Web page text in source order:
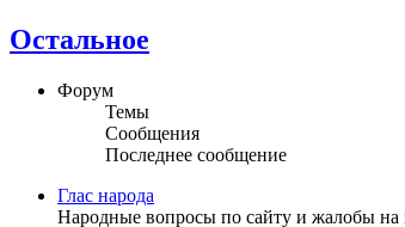
Остальное
Форум
Темы
Сообщения
Последнее сообщение
Глас народа
Народные вопросы по сайту и жалобы на